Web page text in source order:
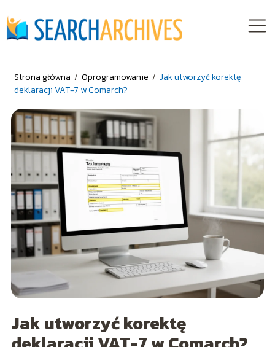
Strona główna / Oprogramowanie / Jak utworzyć korektę
deklaracji VAT-7 w Comarch?
Jak utworzyć korektę